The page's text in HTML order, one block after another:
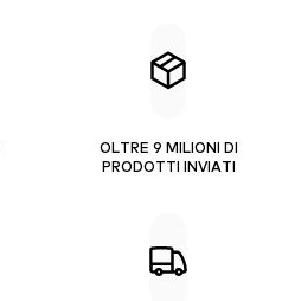
OLTRE 9 MILIONI DI
PRODOTTI INVIATI